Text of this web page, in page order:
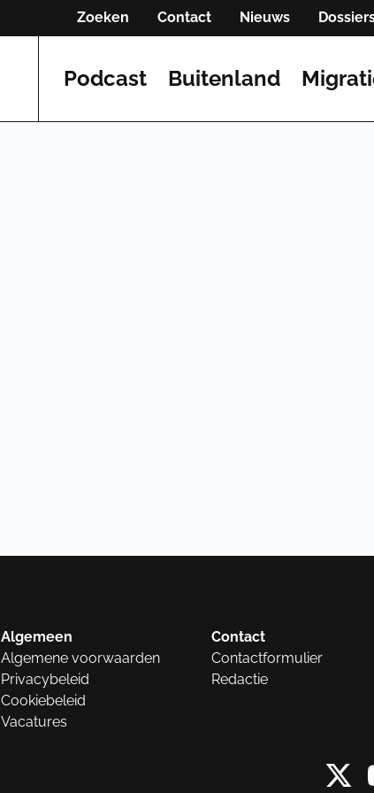
Zoeken Contact Nieuws
Podcast Buitenland
Algemeen
Algemene voorwaarden
Privacybeleid
Cookiebeleid
Vacatures
Contact
Contactformulier
Redactie